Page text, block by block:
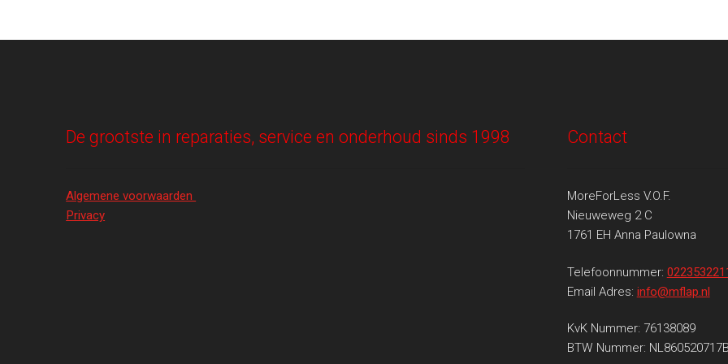
De grootste in reparaties, service en onderhoud sinds 1998
Algemene voorwaarden
Privacy
Contact
MoreForLess V.O.F.
Nieuweweg 2 C
1761 EH Anna Paulowna
Telefoonnummer:
Email Adres: info@mflap.nl
KvK Nummer: 76138089
BTW Nummer: